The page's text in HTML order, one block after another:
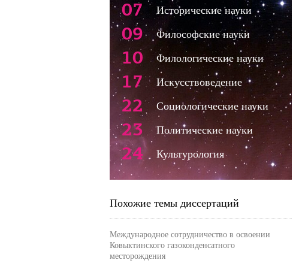
07 Исторические науки
09 Философские науки
10 Филологические науки
17 Искусствоведение
22 Социологические науки
23 Политические науки
24 Культурология
Похожие темы диссертаций
Международное сотрудничество в освоении
Ковыктинского газоконденсатного
месторождения